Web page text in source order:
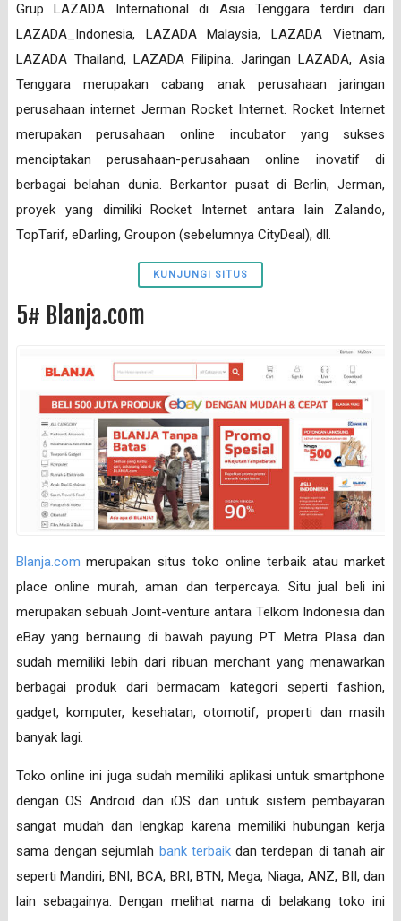
Grup LAZADA International di Asia Tenggara terdiri dari
LAZADA_Indonesia, LAZADA Malaysia, LAZADA Vietnam,
LAZADA Thailand, LAZADA Filipina. Jaringan LAZADA, Asia
Tenggara merupakan cabang anak perusahaan jaringan
perusahaan internet Jerman Rocket Internet. Rocket Internet
merupakan perusahaan online incubator yang sukses
menciptakan perusahaan-perusahaan online inovatif di
berbagai belahan dunia. Berkantor pusat di Berlin, Jerman,
proyek yang dimiliki Rocket Internet antara lain Zalando,
TopTarif, eDarling, Groupon (sebelumnya CityDeal), dll.
KUNJUNGI SITUS
5# Blanja.com
Blanja.com merupakan situs toko online terbaik atau market
place online murah, aman dan terpercaya. Situ jual beli ini
merupakan sebuah Joint-venture antara Telkom Indonesia dan
eBay yang bernaung di bawah payung PT. Metra Plasa dan
sudah memiliki lebih dari ribuan merchant yang menawarkan
berbagai produk dari bermacam kategori seperti fashion,
gadget, komputer, kesehatan, otomotif, properti dan masih
banyak lagi.
Toko online ini juga sudah memiliki aplikasi untuk smartphone
dengan OS Android dan iOS dan untuk sistem pembayaran
sangat mudah dan lengkap karena memiliki hubungan kerja
sama dengan sejumlah bank terbaikdan terdepan di tanah air
seperti Mandiri, BNI, BCA, BRI, BTN, Mega, Niaga, ANZ, BII, dan
lain sebagainya. Dengan melihat nama di belakang toko ini